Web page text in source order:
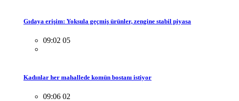
Gıdaya erişim: Yoksula geçmiş ürünler, zengine stabil piyasa
09:02 05
Kadınlar her mahallede komün bostanı istiyor
09:06 02